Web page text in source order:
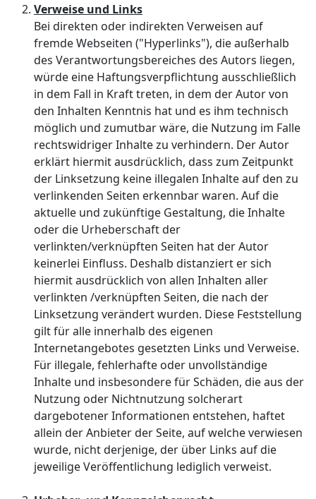
Verweise und Links
Bei direkten oder indirekten Verweisen auf
fremde Webseiten ("Hyperlinks"), die außerhalb
des Verantwortungsbereiches des Autors liegen,
würde eine Haftungsverpflichtung ausschließlich
in dem Fall in Kraft treten, in dem der Autor von
den Inhalten Kenntnis hat und es ihm technisch
möglich und zumutbar wäre, die Nutzung im Falle
rechtswidriger Inhalte zu verhindern. Der Autor
erklärt hiermit ausdrücklich, dass zum Zeitpunkt
der Linksetzung keine illegalen Inhalte auf den zu
verlinkenden Seiten erkennbar waren. Auf die
aktuelle und zukünftige Gestaltung, die Inhalte
oder die Urheberschaft der
verlinkten/verknüpften Seiten hat der Autor
keinerlei Einfluss. Deshalb distanziert er sich
hiermit ausdrücklich von allen Inhalten aller
verlinkten /verknüpften Seiten, die nach der
Linksetzung verändert wurden. Diese Feststellung
gilt für alle innerhalb des eigenen
Internetangebotes gesetzten Links und Verweise.
Für illegale, fehlerhafte oder unvollständige
Inhalte und insbesondere für Schäden, die aus der
Nutzung oder Nichtnutzung solcherart
dargebotener Informationen entstehen, haftet
allein der Anbieter der Seite, auf welche verwiesen
wurde, nicht derjenige, der über Links auf die
jeweilige Veröffentlichung lediglich verweist.